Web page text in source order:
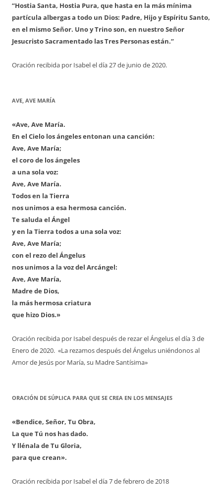
“Hostia Santa, Hostia Pura, que hasta en la más mínima
partícula albergas a todo un Dios: Padre, Hijo y Espíritu Santo,
en el mismo Señor. Uno y Trino son, en nuestro Señor
Jesucristo Sacramentado las Tres Personas están.”
Oración recibida por Isabel el día 27 de junio de 2020.
AVE, AVE MARÍA
«Ave, Ave María.
En el Cielo los ángeles entonan una canción:
Ave, Ave María;
el coro de los ángeles
a una sola voz:
Ave, Ave María.
Todos en la Tierra
nos unimos a esa hermosa canción.
Te saluda el Ángel
y en la Tierra todos a una sola voz:
Ave, Ave María;
con el rezo del Ángelus
nos unimos a la voz del Arcángel:
Ave, Ave María,
Madre de Dios,
la más hermosa criatura
que hizo Dios.»
Oración recibida por Isabel después de rezar el Ángelus el día 3 de
Enero de 2020. «La rezamos después del Ángelus uniéndonos al
Amor de Jesús por María, su Madre Santísima»
ORACIÓN DE SÚPLICA PARA QUE SE CREA EN LOS MENSAJES
«Bendice, Señor, Tu Obra,
La que Tú nos has dado.
Y llénala de Tu Gloria,
para que crean».
Oración recibida por Isabel el día 7 de febrero de 2018